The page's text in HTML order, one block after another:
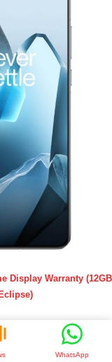
WhatsApp
Display Warranty (12GB